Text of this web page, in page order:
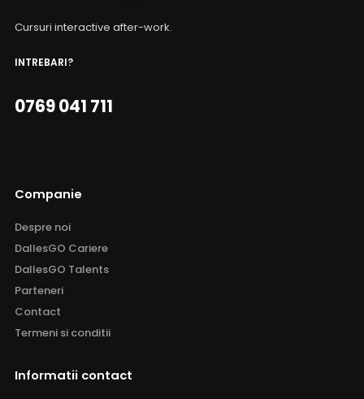
Cursuri interactive after-work.
INTREBARI?
0769 041 711
Companie
Despre noi
DallesGO Cariere
DallesGO Talents
Parteneri
Contact
Termeni si conditii
Informatii contact